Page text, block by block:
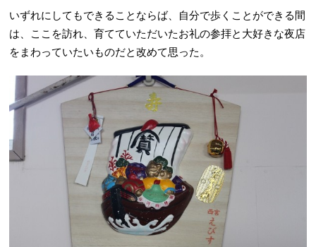
いずれにしてもできることならば、自分で歩くことができる間
は、ここを訪れ、育てていただいたお礼の参拝と大好きな夜店
をまわっていたいものだと改めて思った。